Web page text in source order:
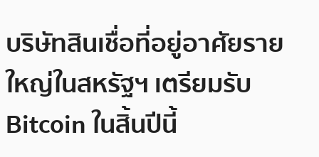
บริษัทสินเชื่อที่อยู่อาศัยราย
ใหญ่ในสหรัฐฯ เตรียมรับ
Bitcoin ในสิ้นปีนี้